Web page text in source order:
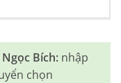
Bích: nhập
chọn